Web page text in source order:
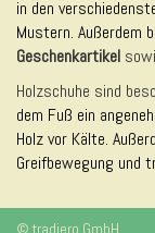
in den
Mustern. Außerdem
Geschenkartikel
Holzschuhe sind
dem Fuß ein
Holz vor Kälte.
Greifbewegung und
© tradiero GmbH